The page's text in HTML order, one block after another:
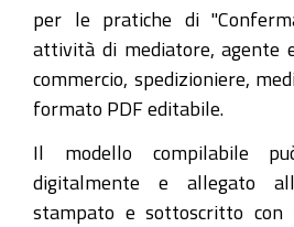
per le pratiche di
attività di mediatore, agente
commercio, spedizioniere,
formato PDF editabile.
Il modello compilabile
digitalmente e allegato
stampato e sottoscritto con